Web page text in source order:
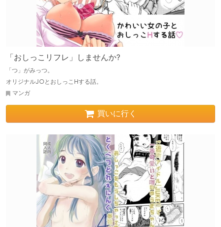
「おしっこリフレ」しませんか?
「つ」がみっつ。
オリジナルJ○とおしっこHする話。
マンガ
買いに行く